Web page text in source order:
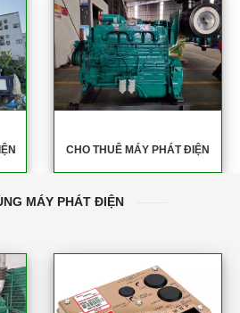
CHO THUÊ MÁY PHÁT ĐIỆN
MÁY PHÁT ĐIỆN